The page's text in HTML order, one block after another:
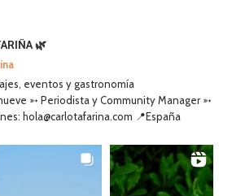
🌿
eventos y gastronomía
➳ Periodista y Community Manager ➳
hola@carlotafarina.com 📍España